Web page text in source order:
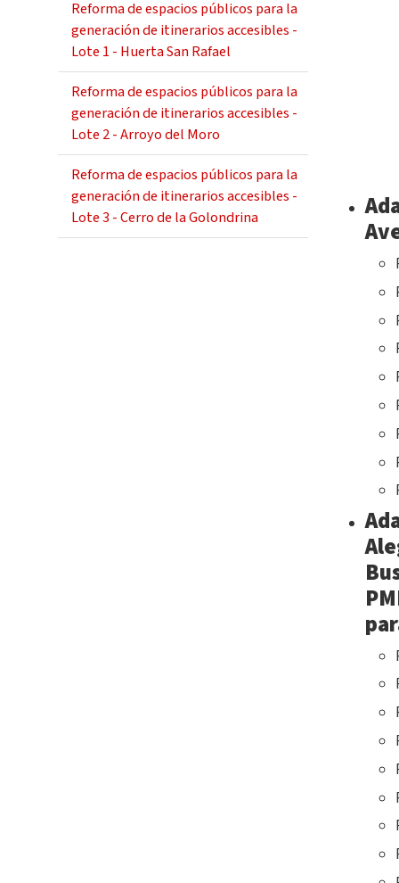
Reforma de espacios públicos para la
generación de itinerarios accesibles -
Lote 1 - Huerta San Rafael
Reforma de espacios públicos para la
generación de itinerarios accesibles -
Lote 2 - Arroyo del Moro
Reforma de espacios públicos para la
generación de itinerarios accesibles -
Lote 3 - Cerro de la Golondrina